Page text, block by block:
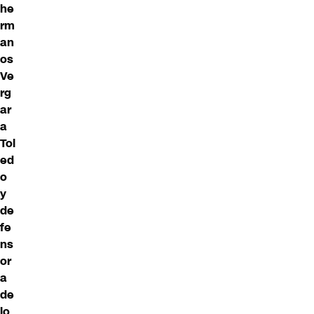
he
rm
an
os
Ve
rg
ar
a
Tol
ed
o
y
de
fe
ns
or
a
de